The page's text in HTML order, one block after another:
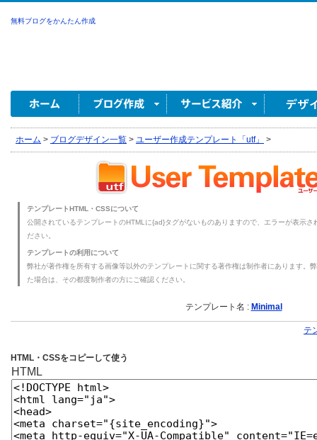
無料ブログをかんたん作成
ホーム > ブログデザイン一覧 > ユーザー作成テンプレート「utf」 >
テンプレートHTML・CSSについて
公開されているテンプレートのHTMLに{ad}タグがないものありますので、エラーが表示
ださい。
テンプレートの利用について
弊社が著作権を所有する画像等以外のテンプレートに関する著作権は制作者にあります。
た場合は、その都度制作者の方にご確認ください。
テンプレート名 : Minimal
テ
HTML・CSSをコピーして使う
HTML